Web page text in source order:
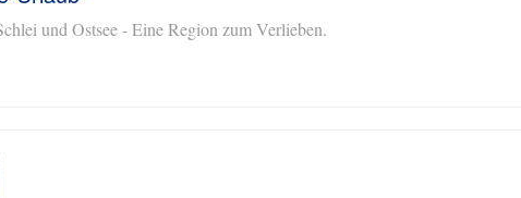
und Ostsee - Eine Region zum Verlieben.